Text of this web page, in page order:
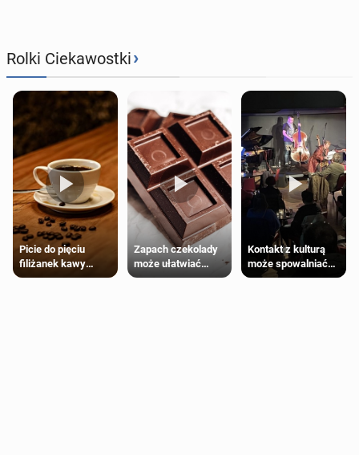
Rolki Ciekawostki›
Picie do pięciu
filiżanek kawy
dziennie jest
Zapach czekolady
może ułatwiać
trening siłowy
Kontakt z kulturą
może spowalniać
starzenie